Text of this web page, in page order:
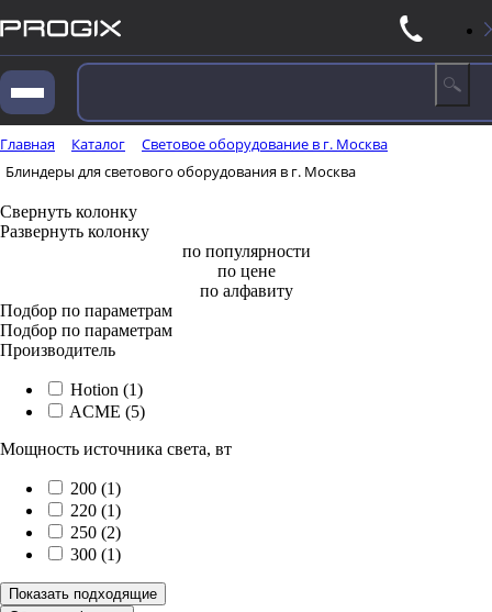
Главная Каталог
Световое оборудование в г. Москва
Блиндеры для светового оборудования в г. Москва
Свернуть колонку
Развернуть колонку
по популярности
по цене
по алфавиту
Подбор по параметрам
Подбор по параметрам
Производитель
Hotion (1)
ACME (5)
Мощность источника света, вт
200 (1)
220 (1)
250 (2)
300 (1)